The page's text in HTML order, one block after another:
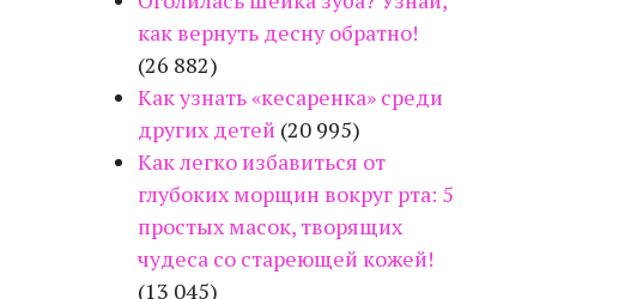
как вернуть десну обратно!
(26 882)
Как узнать «кесаренка» среди
других детей (20 995)
Как легко избавиться от
глубоких морщин вокруг рта: 5
простых масок, творящих
чудеса со стареющей кожей!
(13 045)